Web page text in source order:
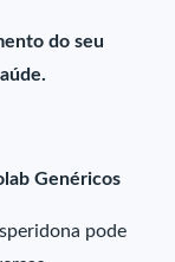
do seu
Genéricos
pode